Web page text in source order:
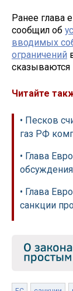
Ранее глава
сообщил об
вводимых
ограничений
сказываются
Читайте
• Песков
газ РФ
• Глава
• Глава
санкции